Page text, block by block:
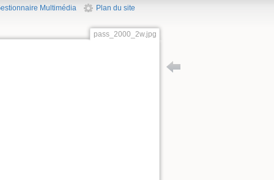
Multimédia Plan du site
pass_2000_2w.jpg